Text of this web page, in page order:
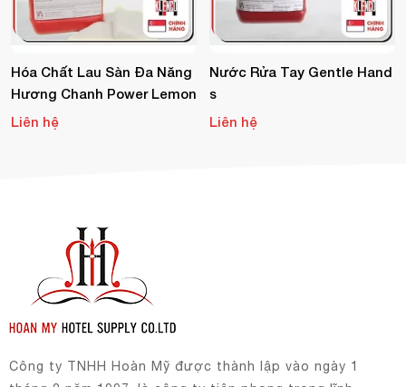
Hóa Chất Lau Sàn Đa Năng
Hương Chanh Power Lemon
Liên hệ
Nước Rửa Tay Gentle Hand
S
Liên hệ
Công ty TNHH Hoàn Mỹ được thành lập vào ngày 1